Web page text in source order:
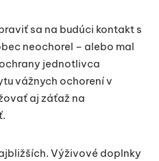
sa na budúci kontakt s
neochorel – alebo mal
jednotlivca
vážnych ochorení v
aj záťaž na
Výživové doplnky